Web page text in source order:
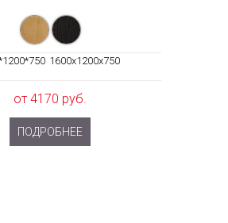
1600x1200x750
от 4170 руб.
ПОДРОБНЕЕ